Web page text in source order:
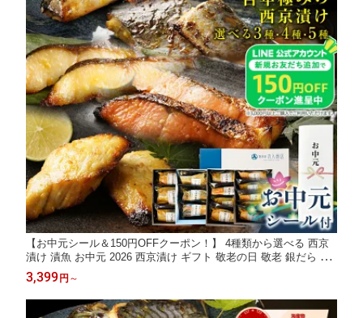
【お中元シール＆150円OFFクーポン！】 4種類から選べる 西京
漬け 漬魚 お中元 2026 西京漬け ギフト 敬老の日 敬老 銀だら さ
ば 銀鮭 かじき 銀鱈 サバ 鯖 鰆 各食塩分1g以下 楽天限定 食べや
すいサイズで高齢の方にも大好評！
3,399円 ～